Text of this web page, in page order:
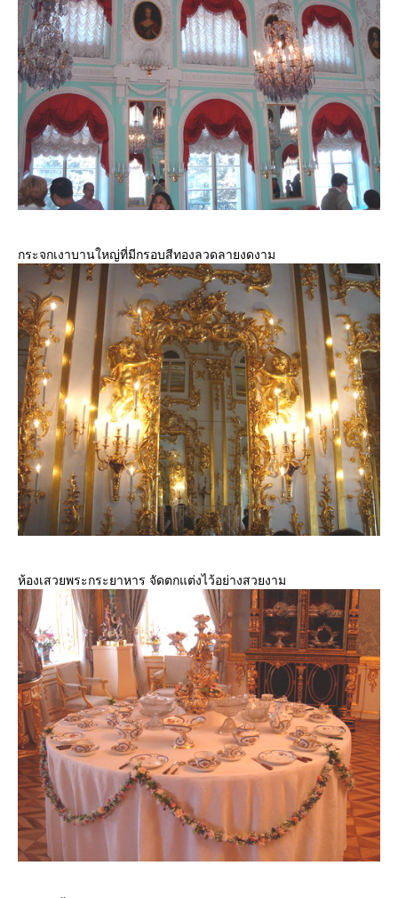
กระจกเงาบานใหญ่ที่มีกรอบสีทองลวดลายงดงาม
ห้องเสวยพระกระยาหาร จัดตกแต่งไว้อย่างสวยงาม